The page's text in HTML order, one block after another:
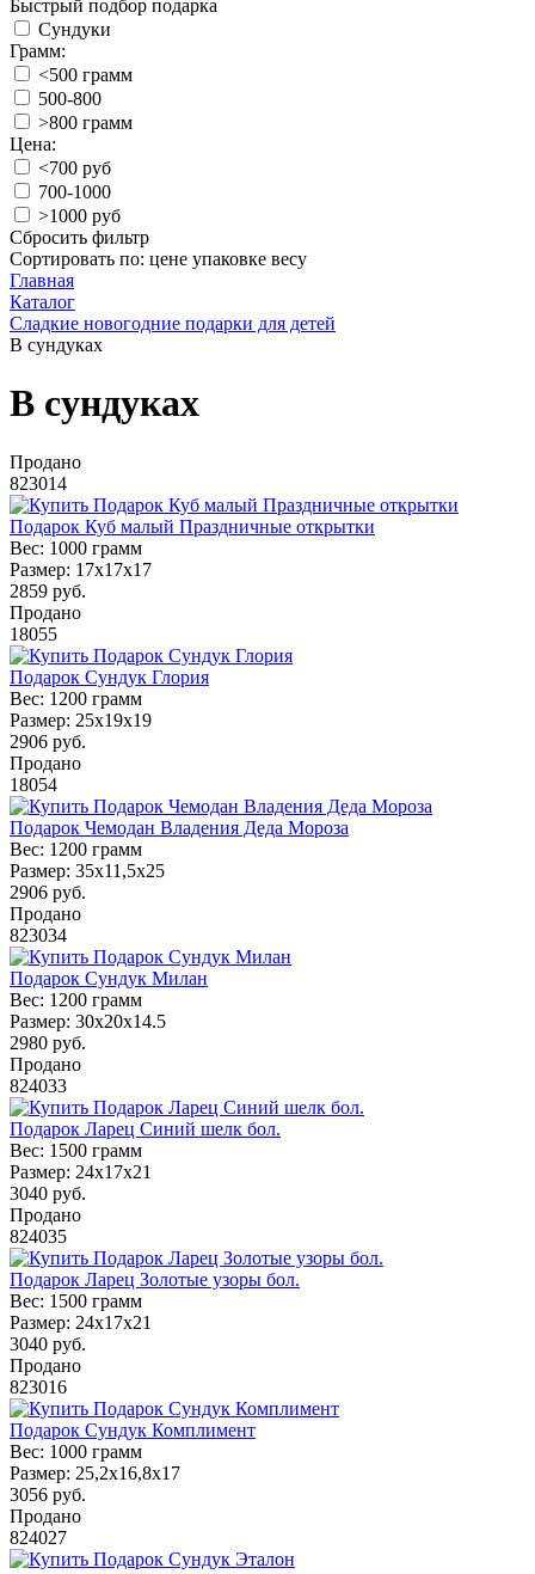
Быстрый подбор подарка
Сундуки
Грамм:
<500 грамм
500-800
>800 грамм
Цена:
<700 руб
700-1000
>1000 руб
Сбросить фильтр
Сортировать по: цене упаковке весу
Главная
Каталог
Сладкие новогодние подарки для детей
В сундуках
В сундуках
Продано
823014
Подарок Куб малый Праздничные открытки
Вес: 1000 грамм
Размер: 17х17х17
2859 руб.
Продано
18055
Подарок Сундук Глория
Вес: 1200 грамм
Размер: 25х19х19
2906 руб.
Продано
18054
Подарок Чемодан Владения Деда Мороза
Вес: 1200 грамм
Размер: 35х11,5х25
2906 руб.
Продано
823034
Подарок Сундук Милан
Вес: 1200 грамм
Размер: 30x20x14.5
2980 руб.
Продано
824033
Подарок Ларец Синий шелк бол.
Вес: 1500 грамм
Размер: 24х17х21
3040 руб.
Продано
824035
Подарок Ларец Золотые узоры бол.
Вес: 1500 грамм
Размер: 24х17х21
3040 руб.
Продано
823016
Подарок Сундук Комплимент
Вес: 1000 грамм
Размер: 25,2х16,8х17
3056 руб.
Продано
824027